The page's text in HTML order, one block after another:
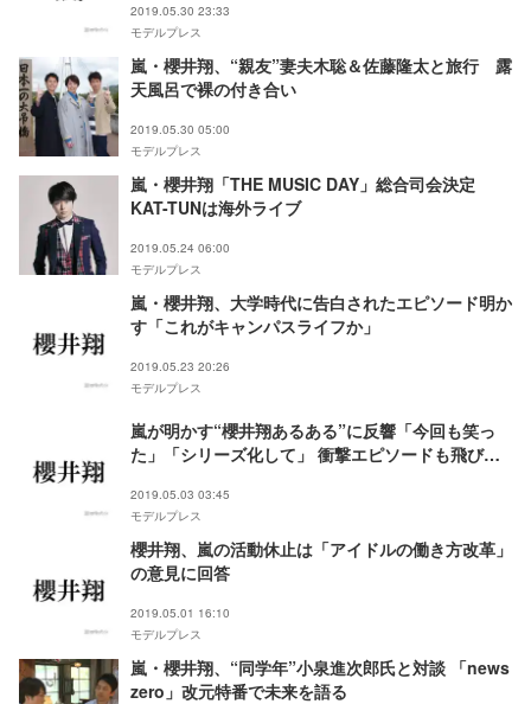
2019.05.30 23:33
モデルプレス
嵐・櫻井翔、“親友”妻夫木聡＆佐藤隆太と旅行 露
天風呂で裸の付き合い
2019.05.30 05:00
モデルプレス
嵐・櫻井翔「THE MUSIC DAY」総合司会決定
KAT-TUNは海外ライブ
2019.05.24 06:00
モデルプレス
嵐・櫻井翔、大学時代に告白されたエピソード明か
す「これがキャンパスライフか」
2019.05.23 20:26
モデルプレス
嵐が明かす“櫻井翔あるある”に反響「今回も笑っ
た」「シリーズ化して」 衝撃エピソードも飛び出
2019.05.03 03:45
モデルプレス
櫻井翔、嵐の活動休止は「アイドルの働き方改革」
の意見に回答
2019.05.01 16:10
モデルプレス
嵐・櫻井翔、“同学年”小泉進次郎氏と対談 「news
zero」改元特番で未来を語る